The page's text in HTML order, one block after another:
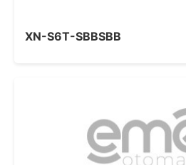
XN-S6T-SBBSBB